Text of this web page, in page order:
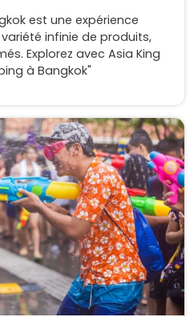
est une expérience
infinie de produits,
Explorez avec Asia King
à Bangkok"